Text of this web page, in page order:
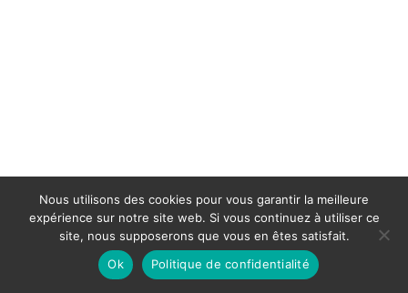
Nous utilisons des cookies pour vous garantir la meilleure
expérience sur notre site web. Si vous continuez à utiliser ce
site, nous supposerons que vous en êtes satisfait.
Ok
Politique de confidentialité